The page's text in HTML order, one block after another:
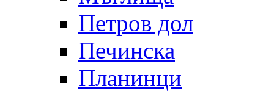
Петров дол
Печинска
Планинци